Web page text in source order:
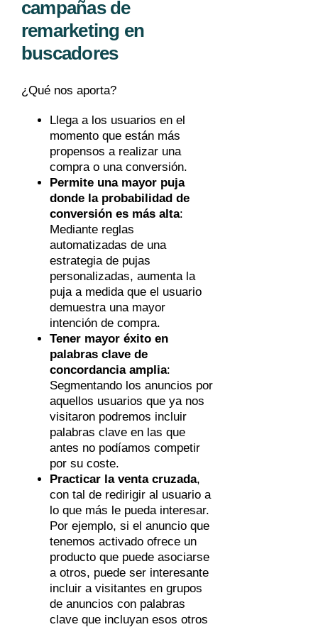
campañas de
remarketing en
buscadores
¿Qué nos aporta?
Llega a los usuarios en el
momento que están más
propensos a realizar una
compra o una conversión.
Permite una mayor puja
donde la probabilidad de
conversión es más alta:
Mediante reglas
automatizadas de una
estrategia de pujas
personalizadas, aumenta la
puja a medida que el usuario
demuestra una mayor
intención de compra.
Tener mayor éxito en
palabras clave de
concordancia amplia:
Segmentando los anuncios por
aquellos usuarios que ya nos
visitaron podremos incluir
palabras clave en las que
antes no podíamos competir
por su coste.
Practicar la venta cruzada,
con tal de redirigir al usuario a
lo que más le pueda interesar.
Por ejemplo, si el anuncio que
tenemos activado ofrece un
producto que puede asociarse
a otros, puede ser interesante
incluir a visitantes en grupos
de anuncios con palabras
clave que incluyan esos otros